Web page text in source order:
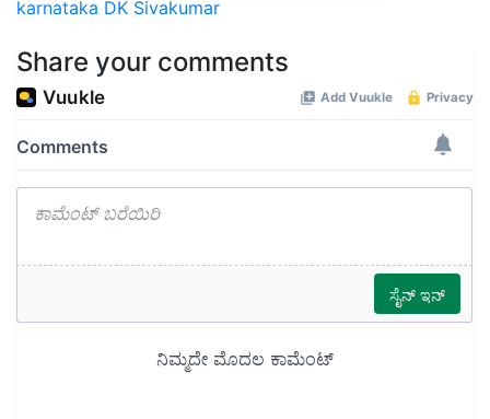
karnataka DK Sivakumar
Share your comments